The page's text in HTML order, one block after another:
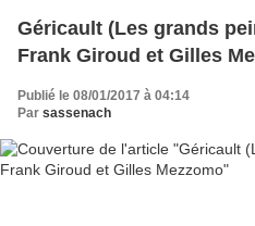
Géricault (Les grands
Frank Giroud et Gilles
Publié le 08/01/2017 à 04:14
Par sassenach